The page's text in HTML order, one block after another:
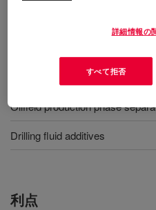
Oilfield production phase
Drilling fluid additives
利点
詳細情報の
すべて拒否